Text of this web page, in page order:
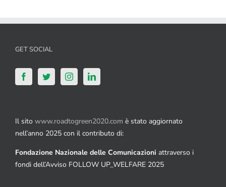
GET SOCIAL
Il sito www.roadtogreen2020.com è stato aggiornato
nell’anno 2025 con il contributo di:
Fondazione Nazionale delle Comunicazioni attraverso i
fondi dell’Avviso FOLLOW UP_WELFARE 2025